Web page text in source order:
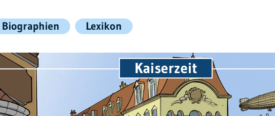
Biographien Lexikon
Kaiserzeit